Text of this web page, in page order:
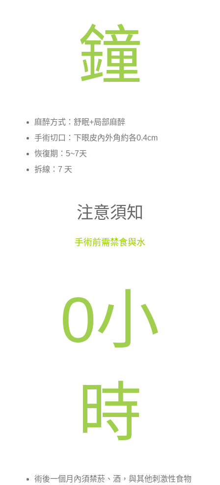
鐘
麻醉方式：舒眠+局部麻醉
手術切口：下眼皮內外角約各0.4cm
恢復期：5~7天
拆線：7 天
注意須知
手術前需禁食與水
0小
時
術後一個月內須禁菸、酒，與其他刺激性食物